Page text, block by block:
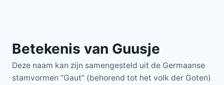
Betekenis van Guusje
Deze naam kan zijn samengesteld uit de Germaanse
stamvormen “Gaut” (behorend tot het volk der Goten)